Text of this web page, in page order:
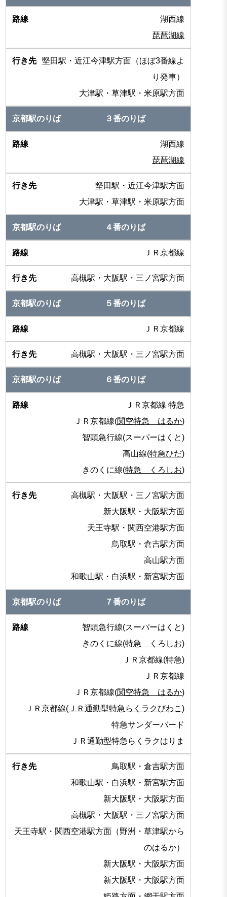
湖西線
琵琶湖線
堅田駅・近江今津駅方面（ほぼ3番線よ
り発車）
大津駅・草津駅・米原駅方面
３番のりば
湖西線
琵琶湖線
堅田駅・近江今津駅方面
大津駅・草津駅・米原駅方面
４番のりば
ＪＲ京都線
高槻駅・大阪駅・三ノ宮駅方面
５番のりば
ＪＲ京都線
高槻駅・大阪駅・三ノ宮駅方面
６番のりば
ＪＲ京都線 特急
ＪＲ京都線(関空特急 はるか)
智頭急行線(スーパーはくと)
高山線(特急ひだ)
きのくに線(特急 くろしお)
高槻駅・大阪駅・三ノ宮駅方面
新大阪駅・大阪駅方面
天王寺駅・関西空港駅方面
鳥取駅・倉吉駅方面
高山駅方面
和歌山駅・白浜駅・新宮駅方面
７番のりば
智頭急行線(スーパーはくと)
きのくに線(特急 くろしお)
ＪＲ京都線(特急)
ＪＲ京都線
ＪＲ京都線(関空特急 はるか)
ＪＲ京都線( ＪＲ通勤型特急らくラクびわこ)
特急サンダーバード
ＪＲ通勤型特急らくラクはりま
鳥取駅・倉吉駅方面
和歌山駅・白浜駅・新宮駅方面
新大阪駅・大阪駅方面
高槻駅・大阪駅・三ノ宮駅方面
天王寺駅・関西空港駅方面（野洲・草津駅から
のはるか）
新大阪駅・大阪駅方面
新大阪駅・大阪駅方面